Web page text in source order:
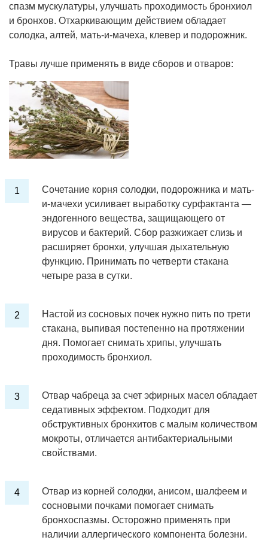
спазм мускулатуры, улучшать проходимость бронхиол
и бронхов. Отхаркивающим действием обладает
солодка, алтей, мать-и-мачеха, клевер и подорожник.
Травы лучше применять в виде сборов и отваров:
Сочетание корня солодки, подорожника и мать-
и-мачехи усиливает выработку сурфактанта —
эндогенного вещества, защищающего от
вирусов и бактерий. Сбор разжижает слизь и
расширяет бронхи, улучшая дыхательную
функцию. Принимать по четверти стакана
четыре раза в сутки.
Настой из сосновых почек нужно пить по трети
стакана, выпивая постепенно на протяжении
дня. Помогает снимать хрипы, улучшать
проходимость бронхиол.
Отвар чабреца за счет эфирных масел обладает
седативных эффектом. Подходит для
обструктивных бронхитов с малым количеством
мокроты, отличается антибактериальными
свойствами.
Отвар из корней солодки, анисом, шалфеем и
сосновыми почками помогает снимать
бронхоспазмы. Осторожно применять при
наличии аллергического компонента болезни.